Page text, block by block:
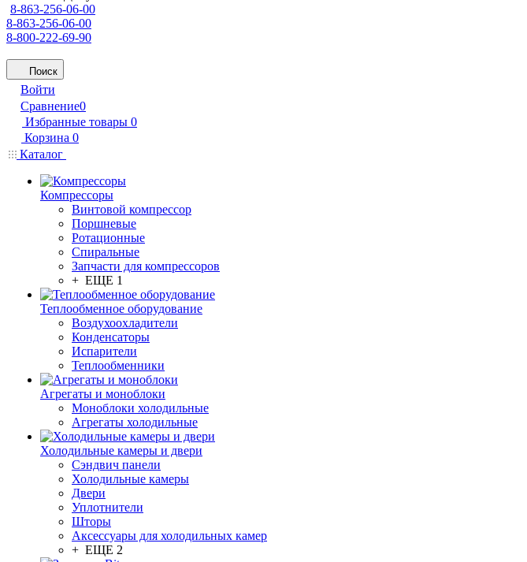
8-863-256-06-00
8-863-256-06-00
8-800-222-69-90
Поиск
Войти
Сравнение0
Избранные товары 0
Корзина 0
Каталог
Компрессоры
Винтовой компрессор
Поршневые
Ротационные
Спиральные
Запчасти для компрессоров
+ ЕЩЕ 1
Теплообменное оборудование
Воздухоохладители
Конденсаторы
Испарители
Теплообменники
Агрегаты и моноблоки
Моноблоки холодильные
Агрегаты холодильные
Холодильные камеры и двери
Сэндвич панели
Холодильные камеры
Двери
Уплотнители
Шторы
Аксессуары для холодильных камер
+ ЕЩЕ 2